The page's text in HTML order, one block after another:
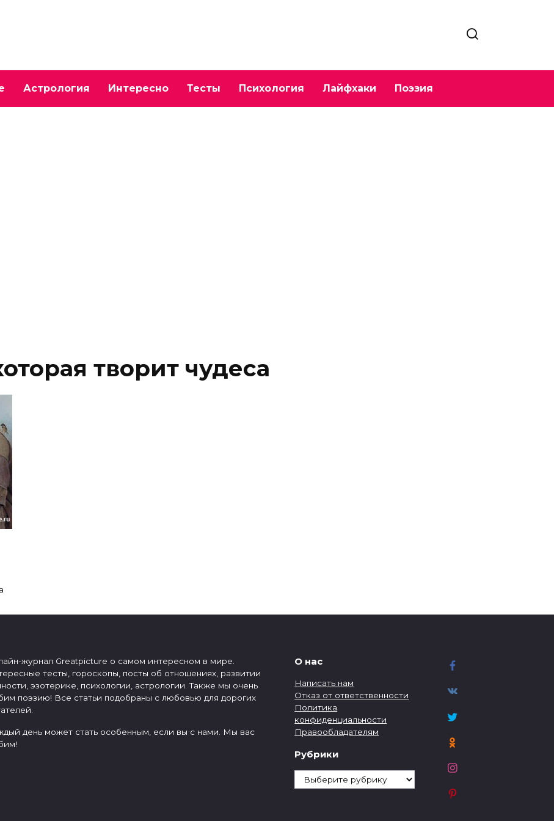
Астрология Интересно Тесты Психология Лайфхаки Поэзия
творит чудеса
журнал Greatpicture о самом интересном в мире.
тесты, гороскопы, посты об отношениях, развитии
эзотерике, психологии, астрологии. Также мы очень
поэзию! Все статьи подобраны с любовью для дорогих
день может стать особенным, если вы с нами. Мы вас
О нас
Написать нам
Отказ от ответственности
Политика
конфиденциальности
Правообладателям
Рубрики
Рубрики